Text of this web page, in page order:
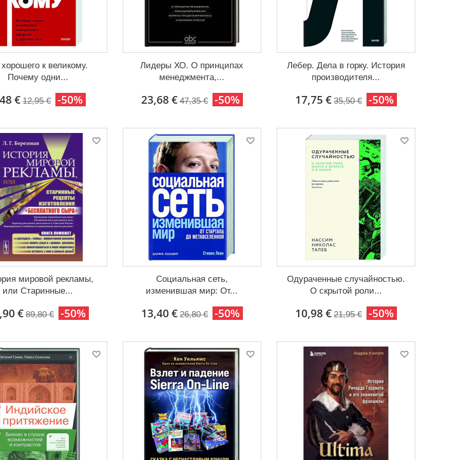
к великому.
Почему одни...
€ 12,95 € -50%
Лидеры ХО. О принципах
менеджмента,...
23,68 € 47,35 € -50%
Лебер. Дела в горку. История
производителя...
17,75 € 35,50 € -50%
мировой рекламы,
или Старинные...
€ 89,80 € -50%
Социальная сеть,
изменившая мир: От...
13,40 € 26,80 € -50%
Одураченные случайностью.
О скрытой роли...
10,98 € 21,95 € -50%